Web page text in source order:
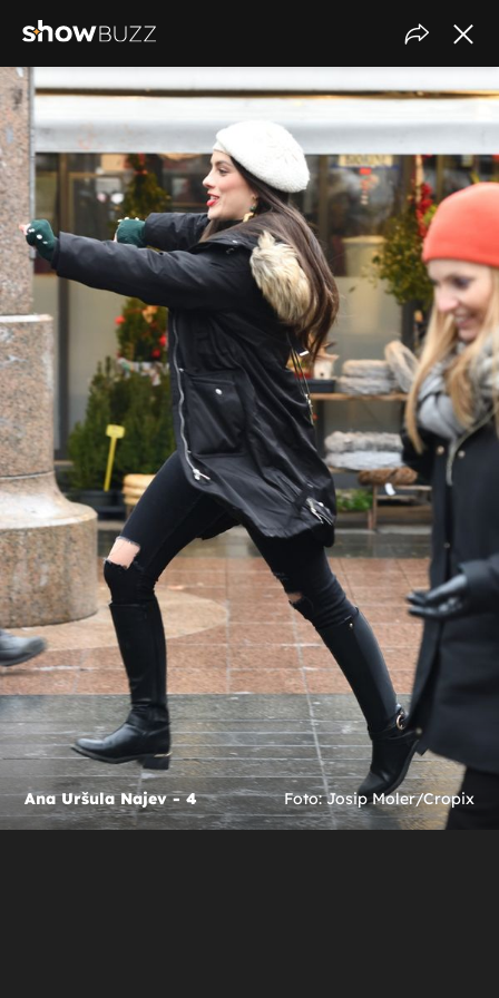
Ana Uršula Najev - 4 Foto: Josip Moler/Cropix